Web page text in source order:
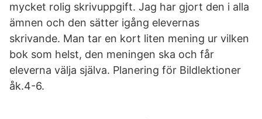
mycket rolig skrivuppgift. Jag har gjort den i alla
ämnen och den sätter igång elevernas
skrivande. Man tar en kort liten mening ur vilken
bok som helst, den meningen ska och får
eleverna välja själva. Planering för Bildlektioner
åk.4-6.